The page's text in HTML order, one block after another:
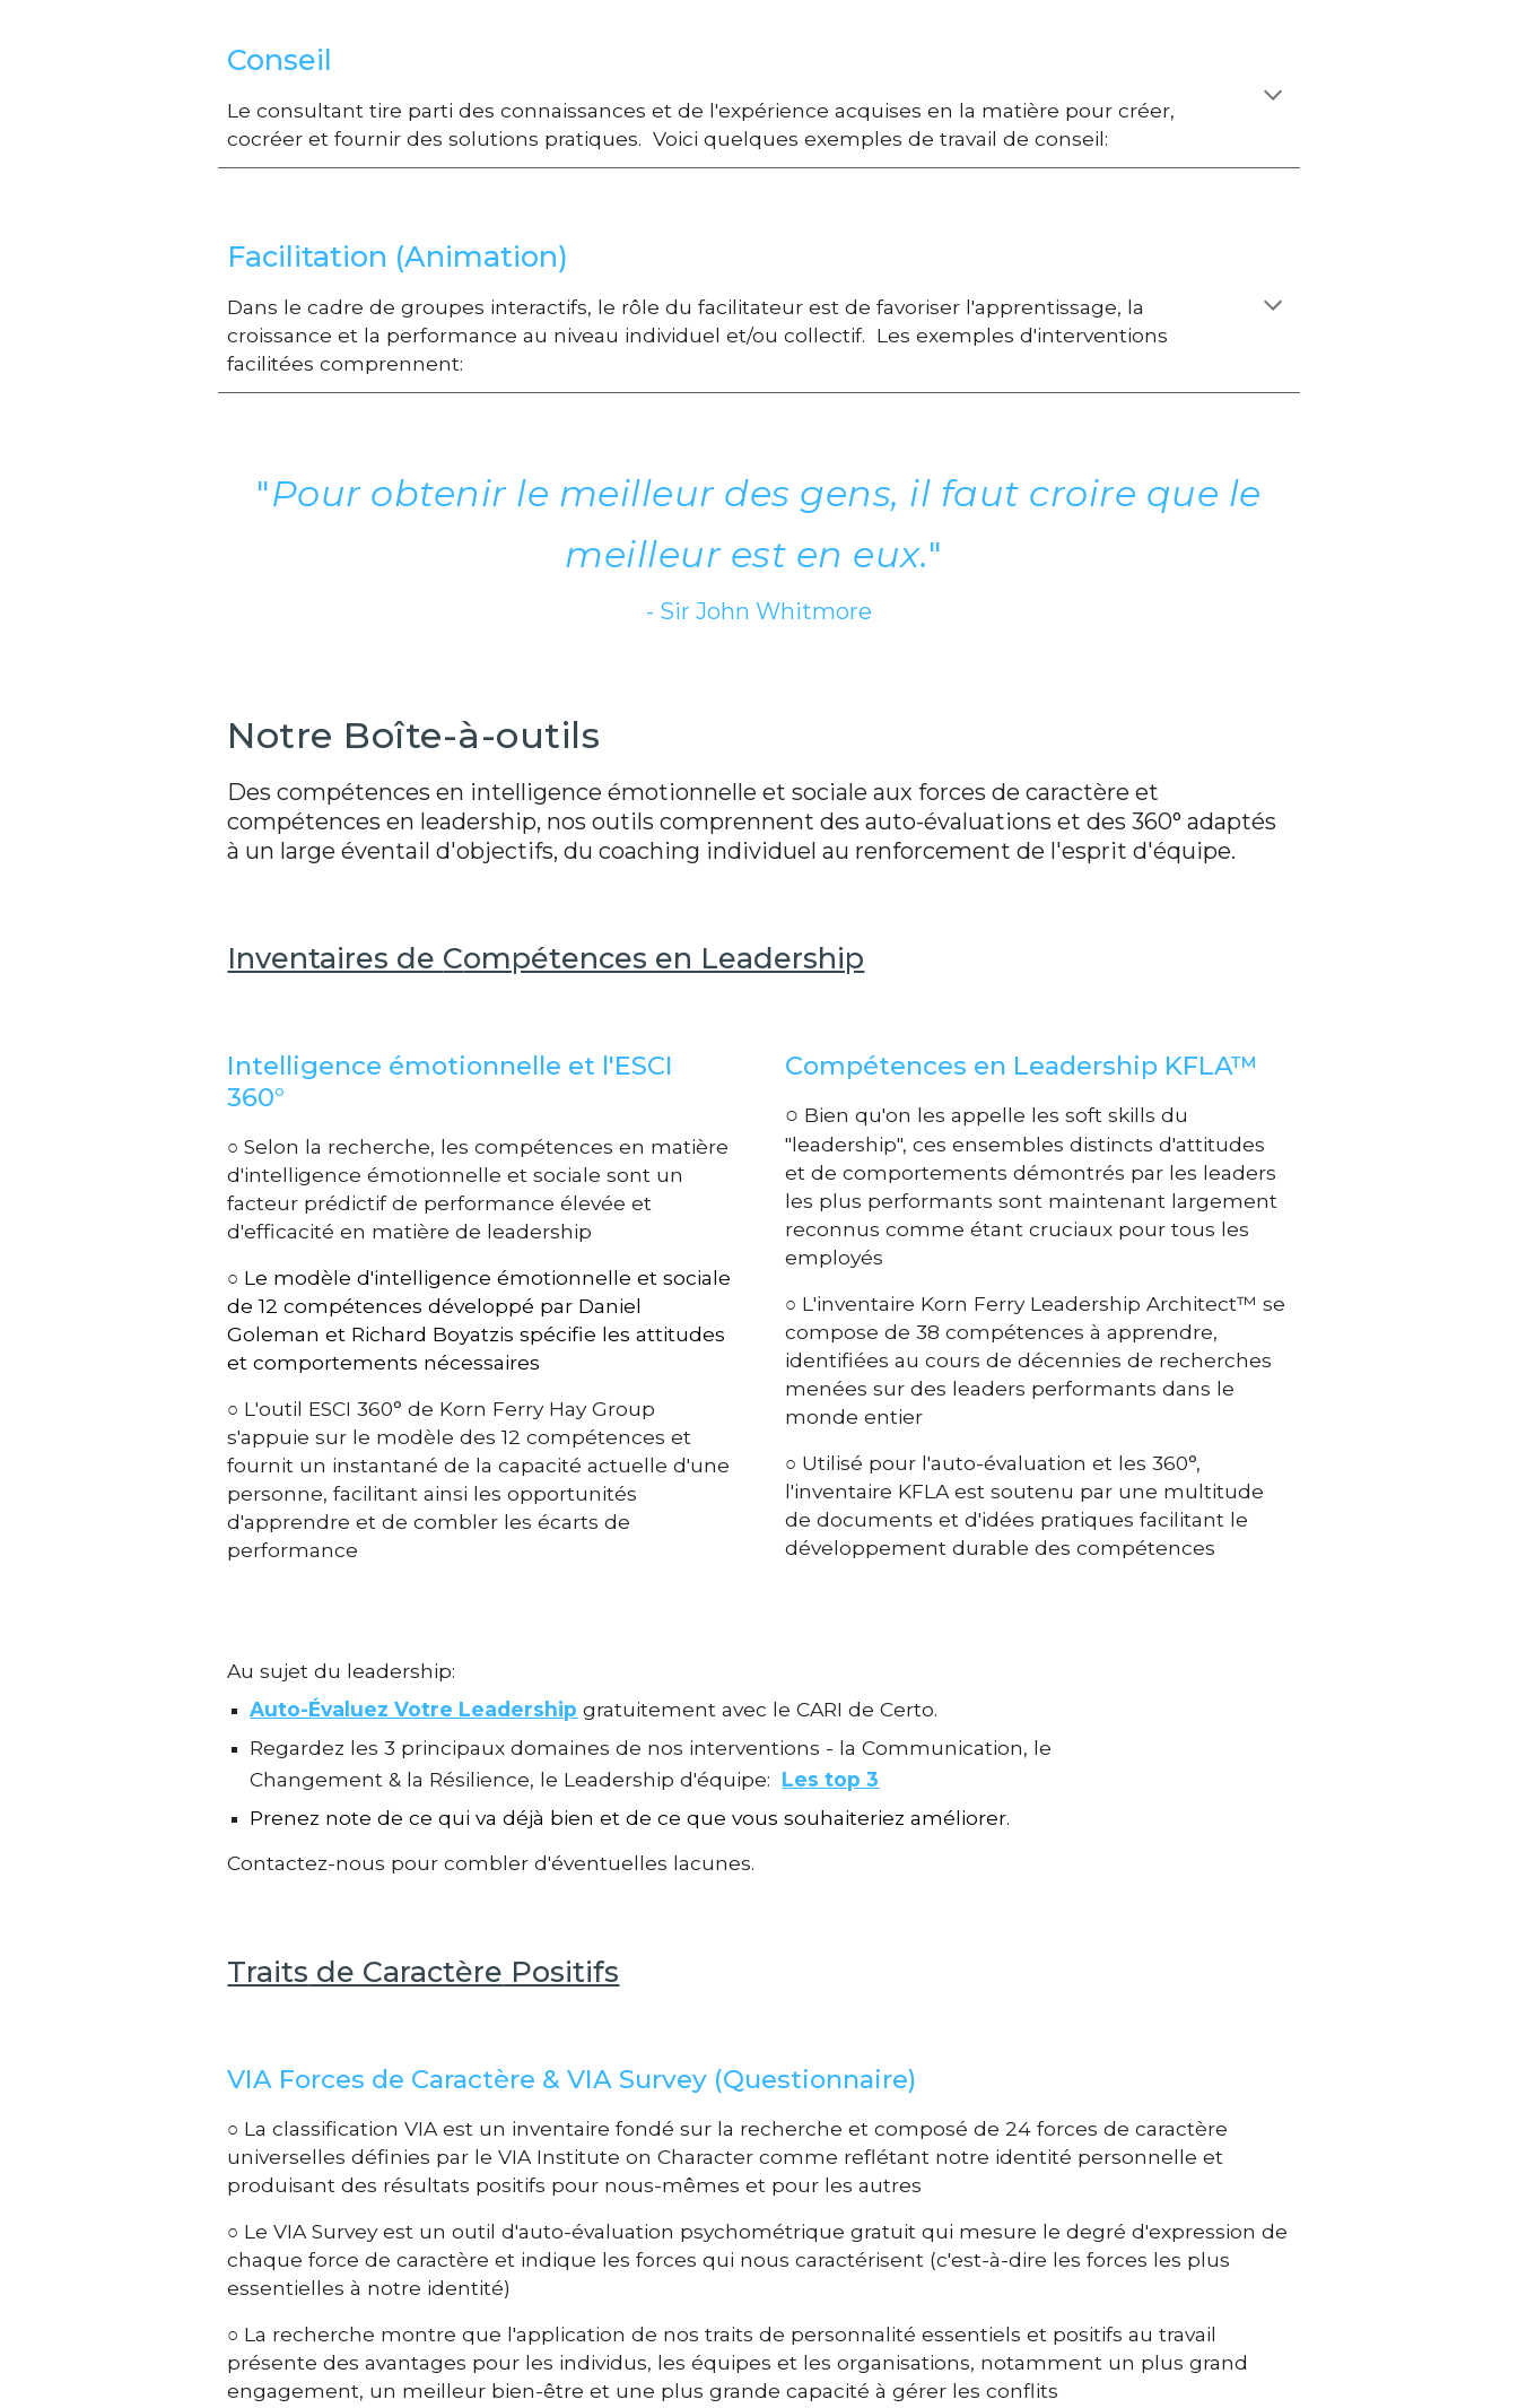
Conseil
Le consultant tire parti des connaissances et de l'expérience acquises en la matière pour créer,
cocréer et fournir des solutions pratiques. Voici quelques exemples de travail de conseil:
Facilitation (Animation)
Dans le cadre de groupes interactifs, le rôle du facilitateur est de favoriser l'apprentissage, la
croissance et la performance au niveau individuel et/ou collectif. Les exemples d'interventions
facilitées comprennent:
"Pour obtenir le meilleur des gens, il faut croire que le
meilleur est en eux."
- Sir John Whitmore
Notre Boîte-à-outils
Des compétences en intelligence émotionnelle et sociale aux forces de caractèreet
compétences en leadership, nos outils comprennent des auto-évaluations et des 360° adaptés
à un large éventail d'objectifs, du coaching individuel au renforcement de l'esprit d'équipe.
Inventaires de Compétences en Leadership
Intelligence émotionnelle et l'ESCI
360°
○ Selon la recherche, les compétences en matière
d'intelligence émotionnelle et sociale sont un
facteur prédictif de performance élevée et
d'efficacité en matière de leadership
○ Le modèle d'intelligence émotionnelle et sociale
de 12 compétences développé par Daniel
Goleman et Richard Boyatzis spécifie les attitudes
et comportements nécessaires
○ L'outil ESCI 360° de Korn Ferry Hay Group
s'appuie sur le modèle des 12 compétences et
fournit un instantané de la capacité actuelle d'une
personne, facilitant ainsi les opportunités
d'apprendre et de combler les écarts de
performance
Compétences en Leadership KFLA™
○ Bien qu'on les appelle les soft skills du
"leadership", ces ensembles distincts d'attitudes
et de comportements démontrés par les leaders
les plus performants sont maintenant largement
reconnus comme étant cruciaux pour tous les
employés
○ L'inventaire Korn Ferry Leadership Architect™ se
compose de 38 compétences à apprendre,
identifiées au cours de décennies de recherches
menées surdes leaders performants dans le
monde entier
○ Utilisé pour l'auto-évaluation et les 360°,
l'inventaire KFLA est soutenu par une multitude
de documents et d'idées pratiques facilitant le
développement durable des compétences
Au sujet du leadership:
Auto-Évaluez Votre Leadership gratuitement avec le CARI de Certo.
Regardez les 3 principaux domaines de nos interventions - la Communication, le
Changement & la Résilience, le Leadership d'équipe: Les top 3
Prenez note de ce qui va déjà bien et de ce que vous souhaiteriez améliorer.
Contactez-nous pour combler d'éventuelles lacunes.
Traits de Caractère Positifs
VIA Forces de Caractère & VIA Survey (Questionnaire)
○ La classification VIA est un inventaire fondé sur la recherche et composé de 24 forces de caractère
universelles définies par le VIA Institute on Character comme reflétant notre identité personnelle et
produisant des résultats positifs pour nous-mêmes et pour les autres
○ Le VIA Survey est un outil d'auto-évaluation psychométrique gratuit qui mesure le degré d'expression de
chaque force de caractère et indique les forces qui nous caractérisent (c'est-à-dire les forces les plus
essentielles à notre identité)
○ La recherche montre que l'application de nos traits de personnalité essentiels et positifs au travail
présente des avantages pour les individus, les équipes et les organisations, notamment un plus grand
engagement, un meilleur bien-être et une plus grande capacité à gérer les conflits